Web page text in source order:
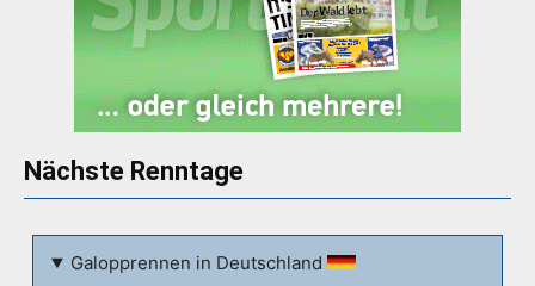
Nächste Renntage
Galopprennen in Deutschland